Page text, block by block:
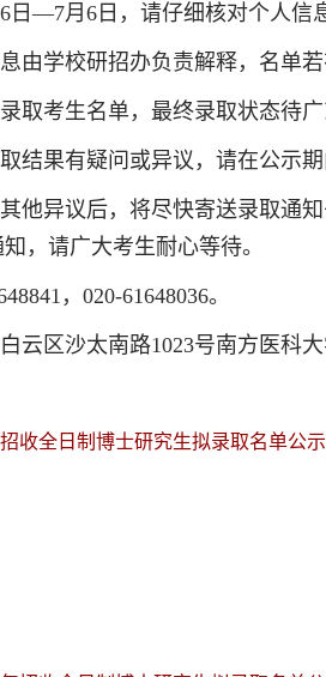
日—7月6日，请仔细核对个人信
由学校研招办负责解释，名单
取考生名单，最终录取状态待
结果有疑问或异议，请在公示
他异议后，将尽快寄送录取通
，请广大考生耐心等待。
，020-61648036。
云区沙太南路1023号南方医科
收全日制博士研究生拟录取名单公示